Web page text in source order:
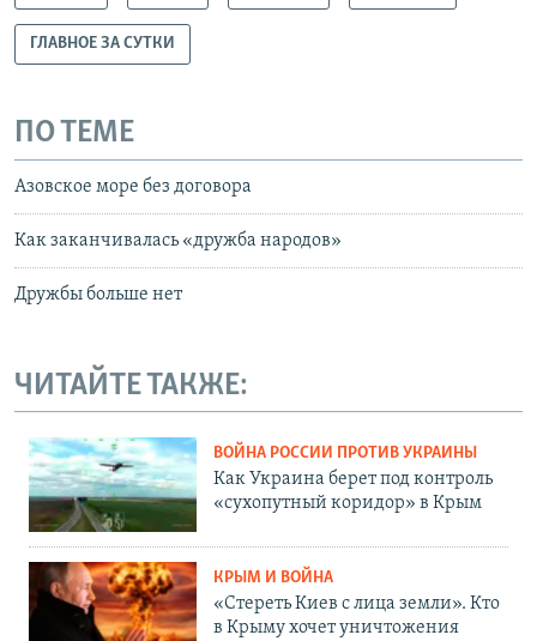
ГЛАВНОЕ ЗА СУТКИ
ПО ТЕМЕ
Азовское море без договора
Как заканчивалась «дружба народов»
Дружбы больше нет
ЧИТАЙТЕ ТАКЖЕ:
ВОЙНА РОССИИ ПРОТИВ УКРАИНЫ
Как Украина берет под контроль
«сухопутный коридор» в Крым
КРЫМ И ВОЙНА
«Стереть Киев с лица земли». Кто
в Крыму хочет уничтожения